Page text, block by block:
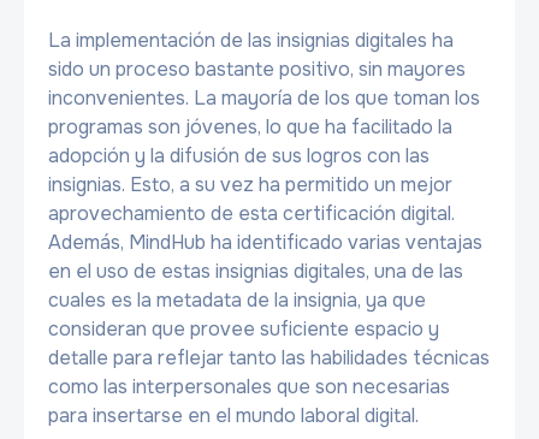
La implementación de las insignias digitales ha
sido un proceso bastante positivo, sin mayores
inconvenientes. La mayoría de los que toman los
programas son jóvenes, lo que ha facilitado la
adopción y la difusión de sus logros con las
insignias. Esto, a su vez ha permitido un mejor
aprovechamiento de esta certificación digital.
Además, MindHub ha identificado varias ventajas
en el uso de estas insignias digitales, una de las
cuales es la metadata de la insignia, ya que
consideran que provee suficiente espacio y
detalle para reflejar tanto las habilidades técnicas
como las interpersonales que son necesarias
para insertarse en el mundo laboral digital.